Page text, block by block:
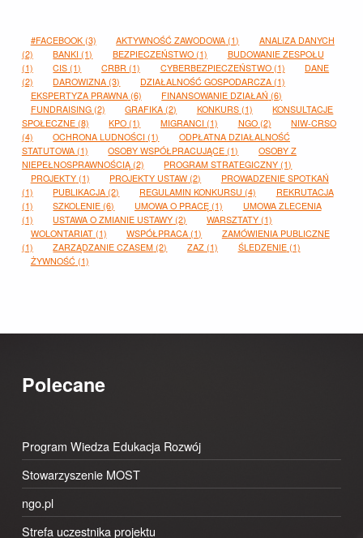
#FACEBOOK(3) AKTYWNOŚĆ ZAWODOWA (1)
ANALIZA DANYCH
(2)
BANKI (1) BEZPIECZEŃSTWO (1)
BUDOWANIE ZESPOŁU
(1)
CIS (1) CRBR (1) CYBERBEZPIECZEŃSTWO(1)
DANE
(2)
DAROWIZNA (3) DZIAŁALNOŚĆ GOSPODARCZA (1)
EKSPERTYZA PRAWNA(6) FINANSOWANIE DZIAŁAŃ (6)
FUNDRAISING(2) GRAFIKA (2) KONKURS(1)
KONSULTACJE
SPOŁECZNE(8) KPO (1) MIGRANCI (1) NGO(2)
NIW-CRSO
(4)
OCHRONA LUDNOŚCI (1)
ODPŁATNA DZIAŁALNOŚĆ
STATUTOWA(1) OSOBY WSPÓŁPRACUJĄCE (1)
OSOBY Z
NIEPEŁNOSPRAWNOŚCIĄ(2) PROGRAM STRATEGICZNY (1)
PROJEKTY(1) PROJEKTY USTAW (2)
PROWADZENIE SPOTKAŃ
(1)
PUBLIKACJA (2) REGULAMIN KONKURSU (4)
REKRUTACJA
(1)
SZKOLENIE (6) UMOWA O PRACĘ (1)
UMOWA ZLECENIA
(1)
USTAWA O ZMIANIE USTAWY (2) WARSZTATY (1)
WOLONTARIAT(1) WSPÓŁPRACA (1)
ZAMÓWIENIA PUBLICZNE
(1)
ZARZĄDZANIE CZASEM (2) ZAZ (1) ŚLEDZENIE(1)
ŻYWNOŚĆ(1)
Polecane
Program Wiedza Edukacja Rozwój
Stowarzyszenie MOST
ngo.pl
Strefa uczestnika projektu